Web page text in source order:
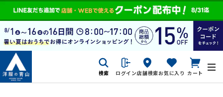
検索 ログイン店舗検索お気に入り カート